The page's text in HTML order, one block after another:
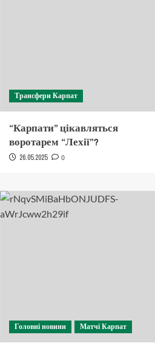
Трансфери Карпат
“Карпати” цікавляться
воротарем “Лехії”?
26.05.2025 0
Головні новини Матчі Карпат